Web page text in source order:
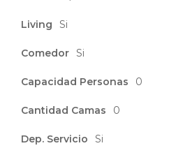
Living Si
Comedor Si
Capacidad Personas 0
Cantidad Camas 0
Dep. Servicio Si